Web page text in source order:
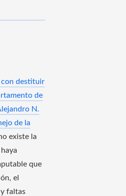
con destituir
de
N.
de la
existe la
que
el
faltas